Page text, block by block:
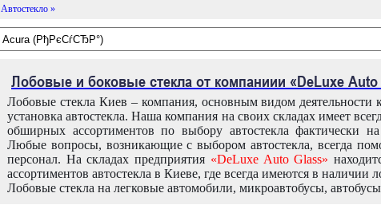
Автостекло »
Лобовые и боковые стекла от компаниии «DeLuxe
Лобовые стекла Киев – компания, основным видом деятельности
установка автостекла. Наша компания на своих складах имеет
обширных ассортиментов по выбору автостекла фактически
Любые вопросы, возникающие с выбором автостекла, всегда
персонал. На складах предприятия «DeLuxe Auto Glass»
ассортиментов автостекла в Киеве, где всегда имеются в наличии
Лобовые стекла на легковые автомобили, микроавтобусы,